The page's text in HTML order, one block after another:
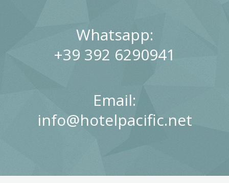
Whatsapp:
+39 392 6290941
Email:
info@hotelpacific.net